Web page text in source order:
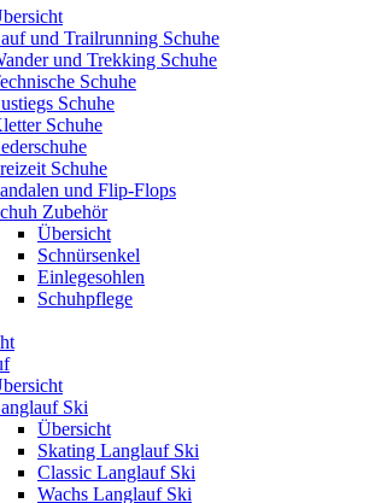
und Trailrunning Schuhe
und Trekking Schuhe
Schuhe
Schuhe
Schuhe
Schuhe
und Flip-Flops
Zubehör
Übersicht
Schnürsenkel
Einlegesohlen
Schuhpflege
Ski
Übersicht
Skating Langlauf Ski
Classic Langlauf Ski
Wachs Langlauf Ski